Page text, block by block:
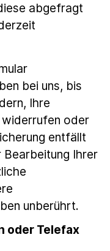
abgefragt
bei uns, bis
Ihre
widerrufen oder
entfällt
Bearbeitung Ihrer
unberührt.
oder Telefax